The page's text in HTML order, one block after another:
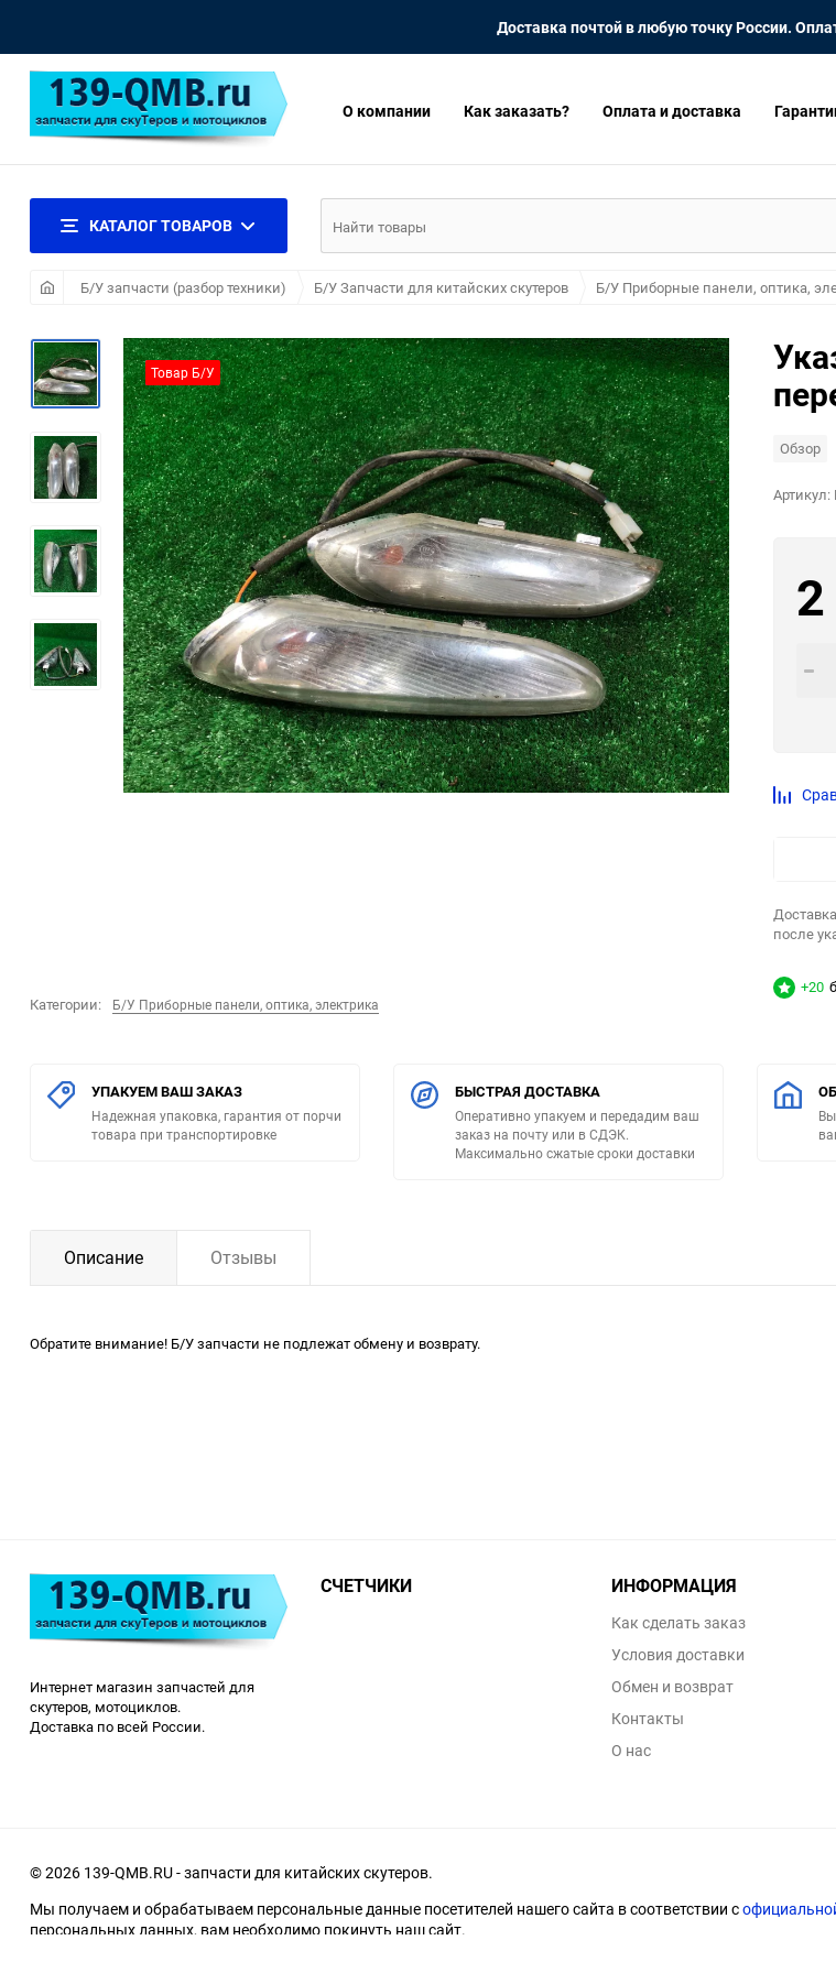
Доставка почтой в любую точку России.
О компании Как заказать? Оплата и доставка
КАТАЛОГ ТОВАРОВ
Б/У запчасти (разбор техники) Б/У Запчасти для китайских скутеров Б/У Приборные панели, оптика,
Товар Б/У
Категории: Б/У Приборные панели, оптика, электрика
Обзор
Артикул:
после
+20
УПАКУЕМ ВАШ ЗАКАЗ
Надежная упаковка, гарантия от порчи
товара при транспортировке
БЫСТРАЯ ДОСТАВКА
Оперативно упакуем и передадим ваш
заказ на почту или в СДЭК.
Максимально сжатые сроки доставки
Описание Отзывы
Обратите внимание! Б/У запчасти не подлежат обмену и возврату.
Интернет магазин запчастей для
скутеров, мотоциклов.
Доставка по всей России.
СЧЕТЧИКИ ИНФОРМАЦИЯ
Как сделать заказ
Условия доставки
Обмен и возврат
Контакты
О нас
© 2026 139-QMB.RU - запчасти для китайских скутеров.
Мы получаем и обрабатываем персональные данные посетителей нашего сайта в соответствии с
персональных данных, вам необходимо покинуть наш сайт.